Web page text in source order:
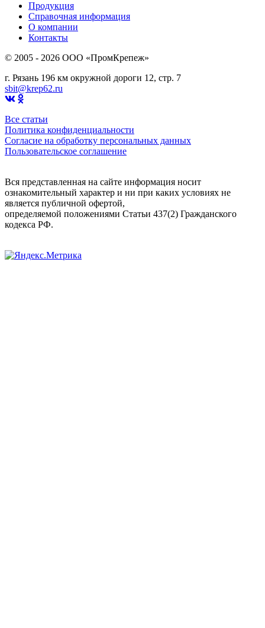
Продукция
Справочная информация
О компании
Контакты
© 2005 - 2026 OOO «ПромКрепеж»
г. Рязань 196 км окружной дороги 12, стр. 7
sbit@krep62.ru
Все статьи
Политика конфиденциальности
Согласие на обработку персональных данных
Пользовательское соглашение
Вся представленная на сайте информация носит
ознакомительный характер и ни при каких условиях не
является публичной офертой,
определяемой положениями Статьи 437(2) Гражданского
кодекса РФ.